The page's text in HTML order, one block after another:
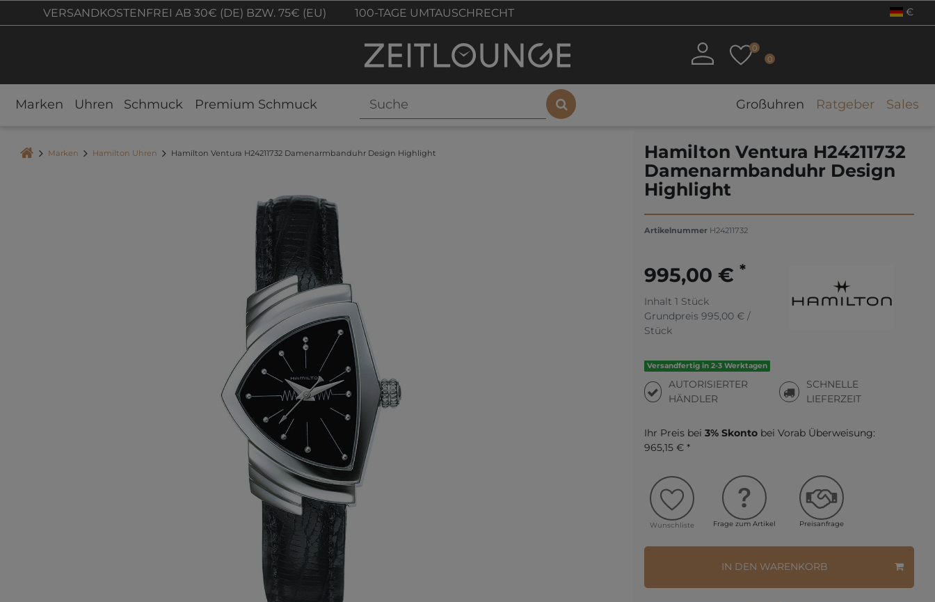
VERSANDKOSTENFREI AB 30€ (DE) BZW. 75€ (EU) 100-TAGE UMTAUSCHRECHT €
0
0
Marken Uhren Schmuck Premium Schmuck Großuhren Ratgeber Sales
Marken Hamilton Uhren Hamilton Ventura H24211732 Damenarmbanduhr Design Highlight
Hamilton Ventura H24211732
Damenarmbanduhr Design
Highlight
Artikelnummer H24211732
995,00 € *
Inhalt 1 Stück
Grundpreis 995,00 € /
Stück
Versandfertig in 2-3 Werktagen
AUTORISIERTER
HÄNDLER
SCHNELLE
LIEFERZEIT
Ihr Preis bei 3% Skonto bei Vorab Überweisung:
965,15 € *
Wunschliste Frage zum Artikel Preisanfrage
IN DEN WARENKORB